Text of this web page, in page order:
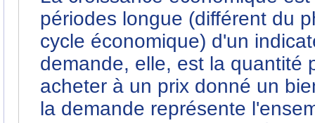
périodes longue (différent du
cycle économique) d'un
demande, elle, est la quantité
acheter à un prix donné un
la demande représente